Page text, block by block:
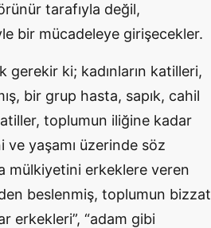
tarafıyla değil,
bir mücadeleye girişecekler.
gerekir ki; kadınların katilleri,
bir grup hasta, sapık, cahil
toplumun iliğine kadar
ve yaşamı üzerinde söz
mülkiyetini erkeklere veren
beslenmiş, toplumun bizzat
erkekleri”, “adam gibi